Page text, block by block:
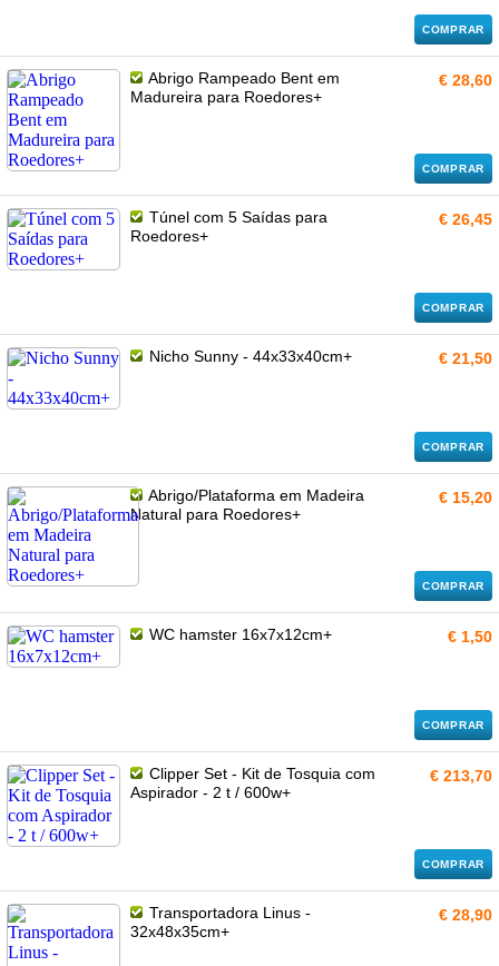
COMPRAR
Abrigo Rampeado Bent em
Madureira para Roedores+
€ 28,60
COMPRAR
Túnel com 5 Saídas para
Roedores+
€ 26,45
COMPRAR
Nicho Sunny - 44x33x40cm+ € 21,50
COMPRAR
Abrigo/Plataforma em Madeira
Natural para Roedores+
€ 15,20
COMPRAR
WC hamster 16x7x12cm+ € 1,50
COMPRAR
Clipper Set - Kit de Tosquia com
Aspirador - 2 t / 600w+
€ 213,70
COMPRAR
Transportadora Linus -
32x48x35cm+
€ 28,90